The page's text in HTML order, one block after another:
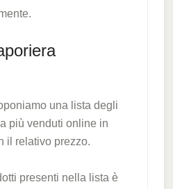
una lista degli
più venduti online in
il relativo prezzo.
presenti nella lista è